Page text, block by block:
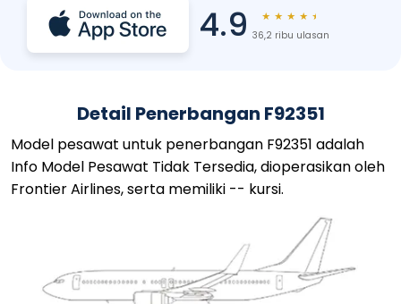
4.9 ★ ★ ★ ★ ★
36,2 ribu ulasan
Detail Penerbangan F92351
Model pesawat untuk penerbangan F92351 adalah
Info Model Pesawat Tidak Tersedia, dioperasikan oleh
Frontier Airlines, serta memiliki -- kursi.